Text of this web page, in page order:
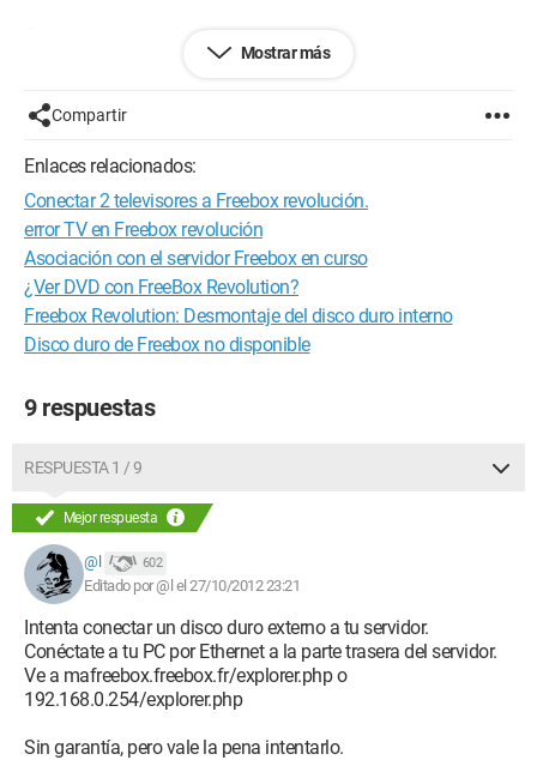
Mostrar más
Compartir
Enlaces relacionados:
Conectar 2 televisores a Freebox revolución.
error TV en Freebox revolución
Asociación con el servidor Freebox en curso
¿Ver DVD con FreeBox Revolution?
Freebox Revolution: Desmontaje del disco duro interno
Disco duro de Freebox no disponible
9 respuestas
RESPUESTA 1 / 9
Mejor respuesta
@l 602
Editado por @l el 27/10/2012 23:21
Intenta conectar un disco duro externo a tu servidor.
Conéctate a tu PC por Ethernet a la parte trasera del servidor.
Ve a mafreebox.freebox.fr/explorer.php o
192.168.0.254/explorer.php
Sin garantía, pero vale la pena intentarlo.